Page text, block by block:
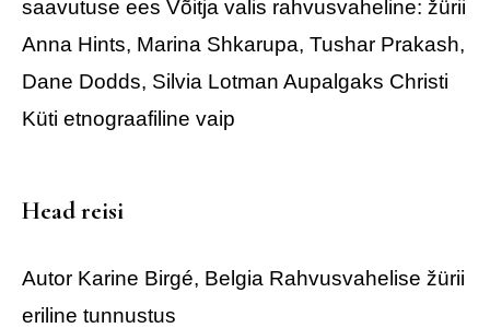
saavutuse ees Võitja valis rahvusvaheline: žürii
Anna Hints, Marina Shkarupa, Tushar Prakash,
Dane Dodds, Silvia Lotman Aupalgaks Christi
Küti etnograafiline vaip
Head reisi
Autor Karine Birgé, Belgia Rahvusvahelise žürii
eriline tunnustus